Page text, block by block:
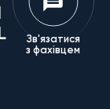
Зв'язатися
з фахівцем